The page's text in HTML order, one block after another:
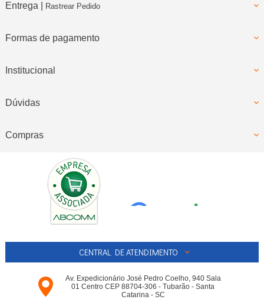
Entrega | Rastrear Pedido
Formas de pagamento
Institucional
Dúvidas
Compras
CENTRAL DE ATENDIMENTO
Av. Expedicionário José Pedro Coelho, 940 Sala
01 Centro CEP 88704-306 - Tubarão - Santa
Catarina - SC